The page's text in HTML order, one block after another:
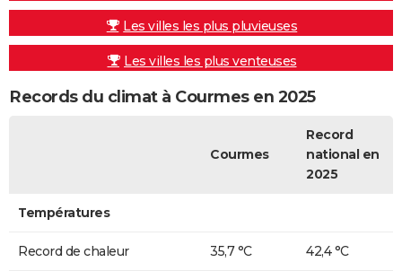
Les villes les plus pluvieuses
Les villes les plus venteuses
Records du climat à Courmes en 2025
Courmes
Record
national en
2025
Températures
Record de chaleur 35,7 °C 42,4 °C